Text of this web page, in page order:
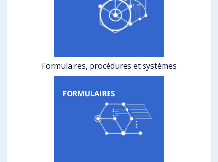
Formulaires, procédures et systèmes